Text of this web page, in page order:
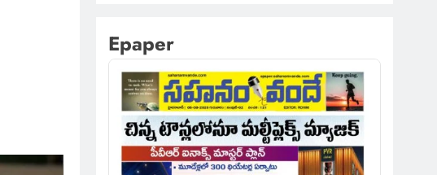
Epaper